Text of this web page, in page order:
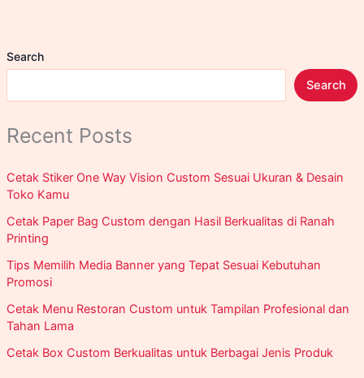
Search
Search
Recent Posts
Cetak Stiker One Way Vision Custom Sesuai Ukuran & Desain
Toko Kamu
Cetak Paper Bag Custom dengan Hasil Berkualitas di Ranah
Printing
Tips Memilih Media Banner yang Tepat Sesuai Kebutuhan
Promosi
Cetak Menu Restoran Custom untuk Tampilan Profesional dan
Tahan Lama
Cetak Box Custom Berkualitas untuk Berbagai Jenis Produk